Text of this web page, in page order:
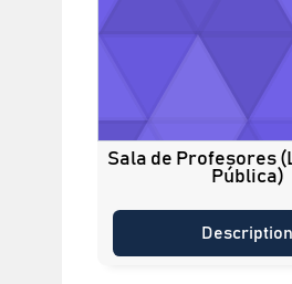
Sala de Profesores
Pública)
Description